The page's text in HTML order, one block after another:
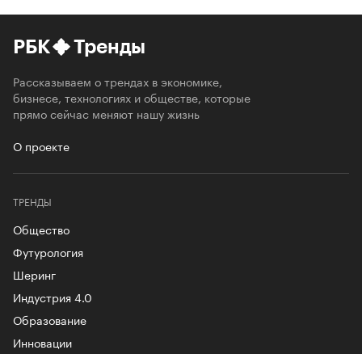
РБК Тренды
Рассказываем о трендах в экономике,
бизнесе, технологиях и обществе, которые
прямо сейчас меняют нашу жизнь
О проекте
ТРЕНДЫ
Общество
Футурология
Шеринг
Индустрия 4.0
Образование
Инновации